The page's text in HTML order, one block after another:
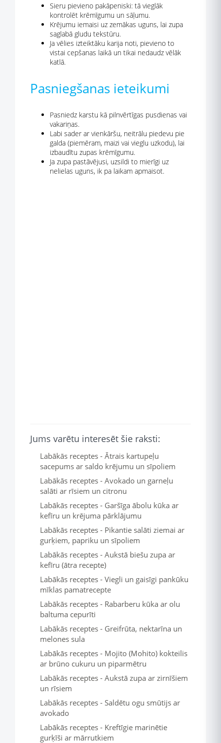
Sieru pievieno pakāpeniski: tā vieglāk
kontrolēt krēmīgumu un sāļumu.
Krējumu iemaisi uz zemākas uguns, lai zupa
saglabā gludu tekstūru.
Ja vēlies izteiktāku karija noti, pievieno to
vistai cepšanas laikā un tikai nedaudz vēlāk
katlā.
Pasniegšanas ieteikumi
Pasniedz karstu kā pilnvērtīgas pusdienas vai
vakariņas.
Labi sader ar vienkāršu, neitrālu piedevu pie
galda (piemēram, maizi vai vieglu uzkodu), lai
izbaudītu zupas krēmīgumu.
Ja zupa pastāvējusi, uzsildi to mierīgi uz
nelielas uguns, ik pa laikam apmaisot.
Jums varētu interesēt šie raksti:
Labākās receptes - Ātrais kartupeļu
sacepums ar saldo krējumu un sīpoliem
Labākās receptes - Avokado un garneļu
salāti ar rīsiem un citronu
Labākās receptes - Garšīga ābolu kūka ar
kefīru un krējuma pārklājumu
Labākās receptes - Pikantie salāti ziemai ar
gurķiem, papriku un sīpoliem
Labākās receptes - Aukstā biešu zupa ar
kefīru (ātra recepte)
Labākās receptes - Viegli un gaisīgi pankūku
mīklas pamatrecepte
Labākās receptes - Rabarberu kūka ar olu
baltuma cepurīti
Labākās receptes - Greifrūta, nektarīna un
melones sula
Labākās receptes - Mojito (Mohito) kokteilis
ar brūno cukuru un piparmētru
Labākās receptes - Aukstā zupa ar zirnīšiem
un rīsiem
Labākās receptes - Saldētu ogu smūtijs ar
avokado
Labākās receptes - Kreftīgie marinētie
gurķīši ar mārrutkiem